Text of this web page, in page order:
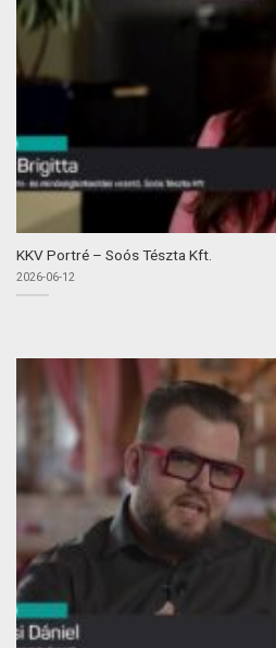
KKV Portré – Soós Tészta Kft.
2026-06-12